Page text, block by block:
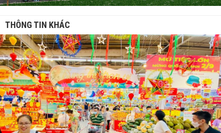
THÔNG TIN KHÁC